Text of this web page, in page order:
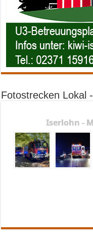
Fotostrecken Lokal
Iserlohn -